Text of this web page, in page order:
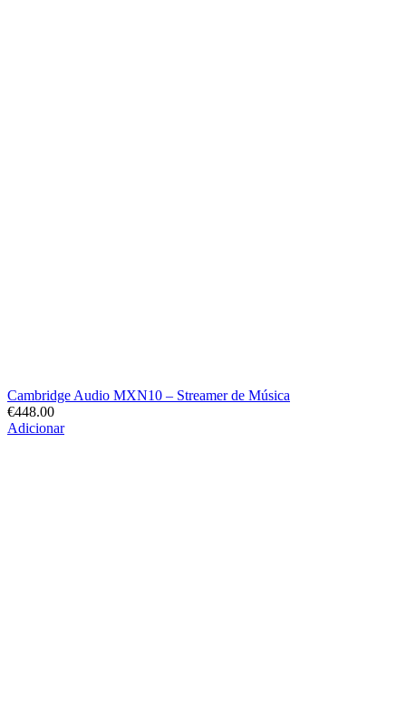
Cambridge Audio MXN10 – Streamer de Música
€448.00
Adicionar